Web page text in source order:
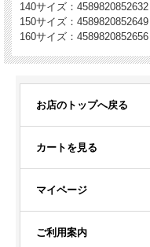
140サイズ：4589820852632
150サイズ：4589820852649
160サイズ：4589820852656
お店のトップへ戻る
カートを見る
マイページ
ご利用案内